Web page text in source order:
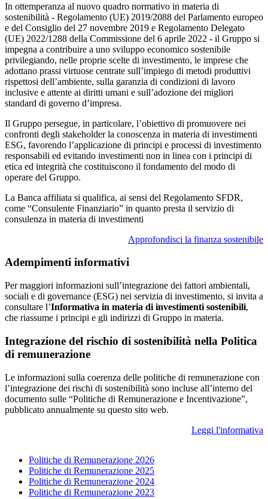
In ottemperanza al nuovo quadro normativo in materia di
sostenibilità - Regolamento (UE) 2019/2088 del Parlamento europeo
e del Consiglio del 27 novembre 2019 e Regolamento Delegato
(UE) 2022/1288 della Commissione del 6 aprile 2022 - il Gruppo si
impegna a contribuire a uno sviluppo economico sostenibile
privilegiando, nelle proprie scelte di investimento, le imprese che
adottano prassi virtuose centrate sull’impiego di metodi produttivi
rispettosi dell’ambiente, sulla garanzia di condizioni di lavoro
inclusive e attente ai diritti umani e sull’adozione dei migliori
standard di governo d’impresa.
Il Gruppo persegue, in particolare, l’obiettivo di promuovere nei
confronti degli stakeholder la conoscenza in materia di investimenti
ESG, favorendo l’applicazione di principi e processi di investimento
responsabili ed evitando investimenti non in linea con i principi di
etica ed integrità che costituiscono il fondamento del modo di
operare del Gruppo.
La Banca affiliata si qualifica, ai sensi del Regolamento SFDR,
come “Consulente Finanziario” in quanto presta il servizio di
consulenza in materia di investimenti
Approfondisci la finanza sostenibile
Adempimenti informativi
Per maggiori informazioni sull’integrazione dei fattori ambientali,
sociali e di governance (ESG) nei servizia di investimento, si invita a
consultare l’Informativa in materia di investimenti sostenibili,
che riassume i principi e gli indirizzi di Gruppo in materia.
Integrazione del rischio di sostenibilità nella Politica
di remunerazione
Le informazioni sulla coerenza delle politiche di remunerazione con
l’integrazione dei rischi di sostenibilità sono incluse all’interno del
documento sulle “Politiche di Remunerazione e Incentivazione”,
pubblicato annualmente su questo sito web.
Leggi l'informativa
Politiche di Remunerazione 2026
Politiche di Remunerazione 2025
Politiche di Remunerazione 2024
Politiche di Remunerazione 2023